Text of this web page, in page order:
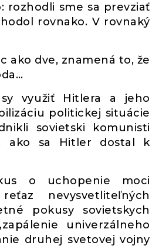
rozhodli sme sa prevziať
rovnako. V rovnaký
ako dve, znamená to, že
využiť Hitlera a jeho
politickej situácie
sovietski komunisti
ako sa Hitler dostal k
o uchopenie moci
nevysvetliteľných
pokusy sovietskych
univerzálneho
druhej svetovej vojny